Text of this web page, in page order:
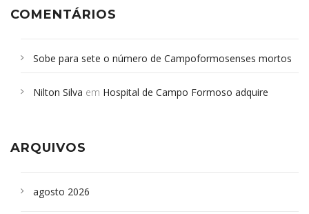
COMENTÁRIOS
Sobe para sete o número de Campoformosenses mortos
Campoformosenses que morreram em desabamentos são
Nilton Silva em Hospital de Campo Formoso adquire
ARQUIVOS
agosto 2026